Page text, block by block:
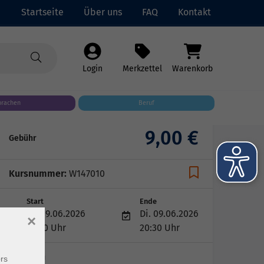
Startseite Über uns FAQ Kontakt
Login Merkzettel Warenkorb
Beruf
Gebühr 9,00 €
Kursnummer: W147010
Start
Di. 09.06.2026
19:00 Uhr
Ende
Di. 09.06.2026
20:30 Uhr
×